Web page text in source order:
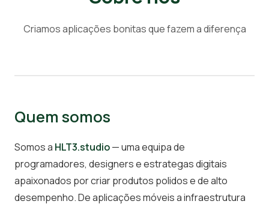
Criamos aplicações bonitas que fazem a diferença
Quem somos
Somos a HLT3.studio— uma equipa de
programadores, designers e estrategas digitais
apaixonados por criar produtos polidos e de alto
desempenho. De aplicações móveis a infraestrutura